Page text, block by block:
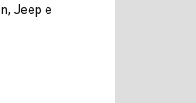
Jeep e